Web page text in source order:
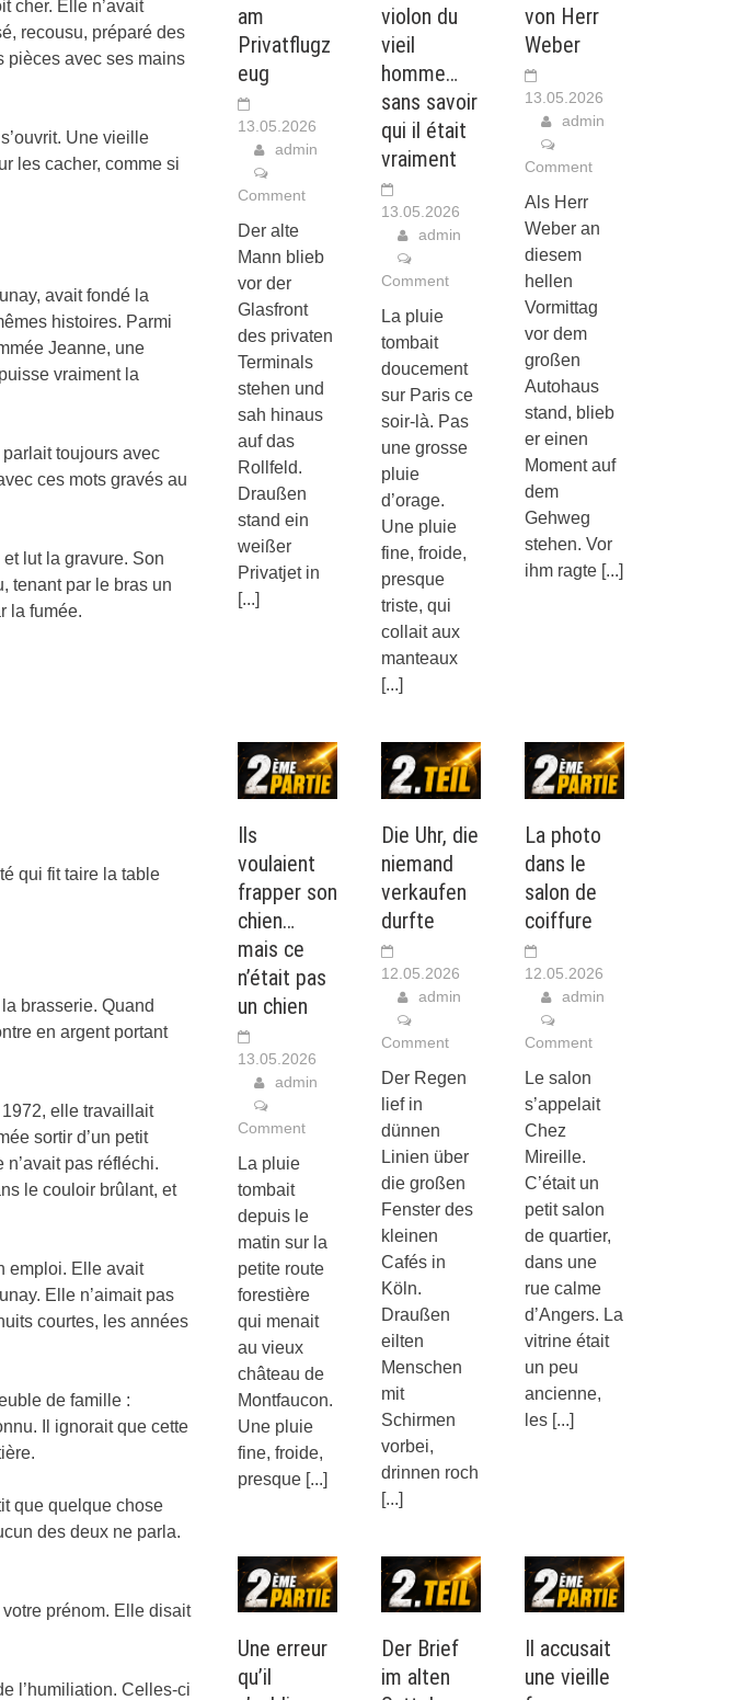
cher. Elle n’avait
recousu, préparé des
pièces avec ses mains
Une vieille
les cacher, comme si
avait fondé la
histoires. Parmi
Jeanne, une
vraiment la
toujours avec
ces mots gravés au
lut la gravure. Son
tenant par le bras un
la fumée.
qui fit taire la table
brasserie. Quand
en argent portant
1972, elle travaillait
sortir d’un petit
pas réfléchi.
le couloir brûlant, et
emploi. Elle avait
Elle n’aimait pas
courtes, les années
de famille :
Il ignorait que cette
que quelque chose
des deux ne parla.
prénom. Elle disait
l’humiliation. Celles-ci
am
Privatflugz
eug
13.05.2026
admin
Comment
Der alte
Mann blieb
vor der
Glasfront
des privaten
Terminals
stehen und
sah hinaus
auf das
Rollfeld.
Draußen
stand ein
weißer
Privatjet in
[...]
violon du
vieil
homme…
sans savoir
qui il était
vraiment
13.05.2026
admin
Comment
La pluie
tombait
doucement
sur Paris ce
soir-là. Pas
une grosse
pluie
d’orage.
Une pluie
fine, froide,
presque
triste, qui
collait aux
manteaux
[...]
von Herr
Weber
13.05.2026
admin
Comment
Als Herr
Weber an
diesem
hellen
Vormittag
vor dem
großen
Autohaus
stand, blieb
er einen
Moment auf
dem
Gehweg
stehen. Vor
ihm ragte [...]
Ils
voulaient
frapper son
chien…
mais ce
n’était pas
un chien
13.05.2026
admin
Comment
La pluie
tombait
depuis le
matin sur la
petite route
forestière
qui menait
au vieux
château de
Montfaucon.
Une pluie
fine, froide,
presque [...]
Die Uhr, die
niemand
verkaufen
durfte
12.05.2026
admin
Comment
Der Regen
lief in
dünnen
Linien über
die großen
Fenster des
kleinen
Cafés in
Köln.
Draußen
eilten
Menschen
mit
Schirmen
vorbei,
drinnen roch
[...]
La photo
dans le
salon de
coiffure
12.05.2026
admin
Comment
Le salon
s’appelait
Chez
Mireille.
C’était un
petit salon
de quartier,
dans une
rue calme
d’Angers. La
vitrine était
un peu
ancienne,
les [...]
Une erreur
qu’il
Der Brief
im alten
Il accusait
une vieille